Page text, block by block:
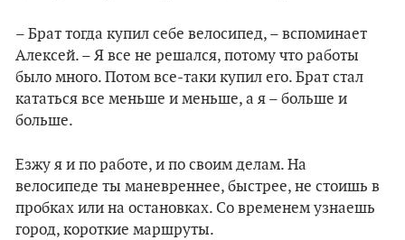
– Брат тогда купил себе велосипед, – вспоминает
Алексей. – Я все не решался, потому что работы
было много. Потом все-таки купил его. Брат стал
кататься все меньше и меньше, а я – больше и
больше.
Езжу я и по работе, и по своим делам. На
велосипеде ты маневреннее, быстрее, не стоишь в
пробках или на остановках. Со временем узнаешь
город, короткие маршруты.